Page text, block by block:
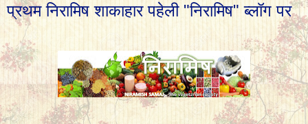
प्रथम निरामिष शाकाहार पहेली "निरामिष" ब्लॉग पर